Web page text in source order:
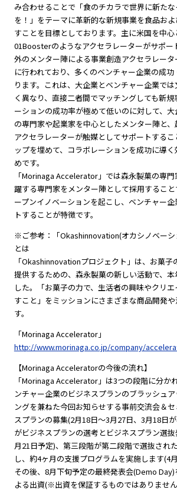
み合わせることで「食のチカラで世界に新た
を！」をテーマに革新的な新規事業を食品お
すことを目標としております。主に米国を中
01Boosterのようなアクセラレーターがサポー
外のメンター陣による事業創造アクセラレー
に行われており、多くのベンチャー企業の成
ります。これは、大企業とベンチャー企業で
く異なり、直接二者間でマッチングしても新
ーションの成功率が極めて低いのに対して、
の専門家や起業家を中心としたメンター陣と
アクセラレーターが触媒としてサポートする
ップを埋めて、コラボレーションを成功に導
めです。
「Morinaga Accelerator」では森永製菓の専
躍する専門家をメンター陣として採用するこ
ープンイノベーションを起こし、ベンチャー
トすることが特徴です。
※ご参考：「Okashinnovation(オカシノベーシ
とは
「Okashinnovationプロジェクト」は、お菓子
提供するための、森永製菓の新しい活動で、
した。「お菓子の力で、生活者の興味やクリ
すこと」をミッションにさまざまな商品開発
す。
「Morinaga Accelerator」
http://www.morinaga.co.jp/company/
【Morinaga Acceleratorの今後の流れ】
「Morinaga Accelerator」は3つの段階に分か
ンチャー企業のビジネスプランのブラッシュ
ングを兼ねた今回お知らせする事前交流会＆
スプランの募集(2月18日～3月27日、3月18日
がビジネスプランの選考とビジネスプラン選
月21日予定)、第三段階が第二段階で選抜され
し、約4ヶ月の支援プログラムを実施します(4
その後、8月下旬予定の最終発表会(Demo
よる出資(※出資を保証するものではありませ